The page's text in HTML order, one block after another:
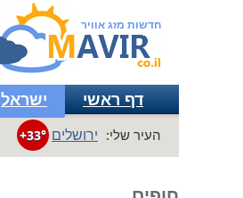
חדשות מזג אוויר
דף ראשי ישראל
העיר שלי: ירושלים +33°